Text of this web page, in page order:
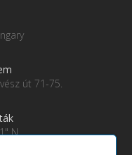
út 71-75.
N